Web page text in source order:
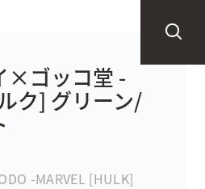
×ゴッコ堂 -
ク] グリーン/
-MARVEL [HULK]